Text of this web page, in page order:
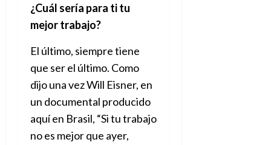
¿Cuál sería para ti tu
mejor trabajo?
El último, siempre tiene
que ser el último. Como
dijo una vez Will Eisner, en
un documental producido
aquí en Brasil, “Si tu trabajo
no es mejor que ayer,